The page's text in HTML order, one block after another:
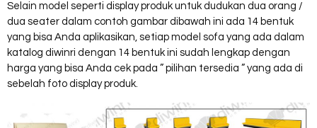
Selain model seperti display produk untuk dudukan dua orang /
dua seater dalam contoh gambar dibawah ini ada 14 bentuk
yang bisa Anda aplikasikan, setiap model sofa yang ada dalam
katalog diwinri dengan 14 bentuk ini sudah lengkap dengan
harga yang bisa Anda cek pada ” pilihan tersedia ” yang ada di
sebelah foto display produk.